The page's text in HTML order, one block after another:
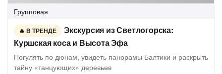
Групповая
В ТРЕНДЕ
Экскурсия из Светлогорска:
Куршская коса и Высота Эфа
Погулять по дюнам, увидеть панорамы Балтики и раскрыть
тайну «танцующих» деревьев